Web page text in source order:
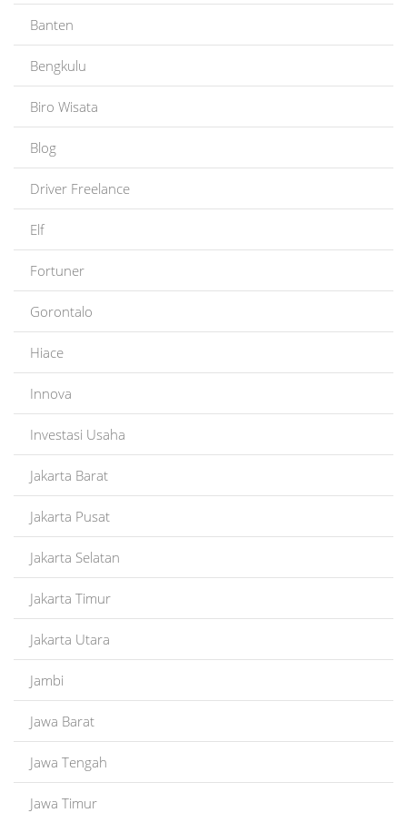
Banten
Bengkulu
Biro Wisata
Blog
Driver Freelance
Elf
Fortuner
Gorontalo
Hiace
Innova
Investasi Usaha
Jakarta Barat
Jakarta Pusat
Jakarta Selatan
Jakarta Timur
Jakarta Utara
Jambi
Jawa Barat
Jawa Tengah
Jawa Timur